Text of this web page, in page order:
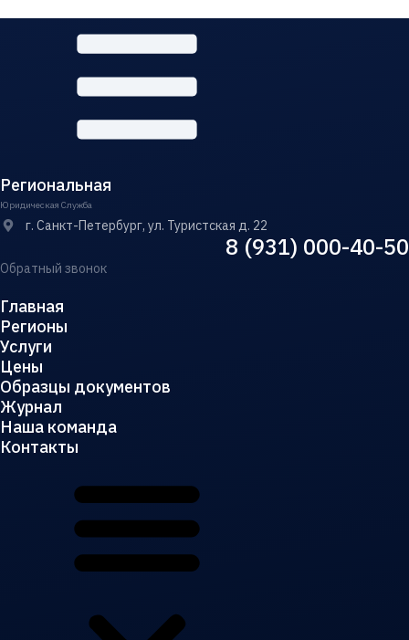
Региональная
Юридическая Служба
г. Санкт-Петербург, ул. Туристская д. 22
8 (931) 000-40-50
Обратный звонок
Главная
Регионы
Услуги
Цены
Образцы документов
Журнал
Наша команда
Контакты